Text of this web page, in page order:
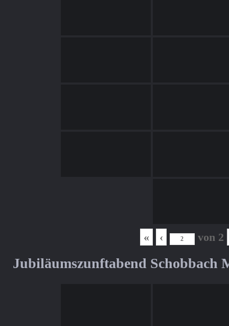
« ‹ von 2
Jubiläumszunftabend Schobbach